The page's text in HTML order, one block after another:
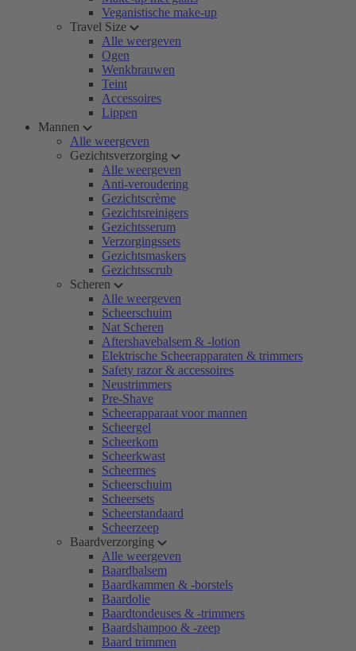
Veganistische make-up
Travel Size
Alle weergeven
Ogen
Wenkbrauwen
Teint
Accessoires
Lippen
Mannen
Alle weergeven
Gezichtsverzorging
Alle weergeven
Anti-veroudering
Gezichtscrème
Gezichtsreinigers
Gezichtsserum
Verzorgingssets
Gezichtsmaskers
Gezichtsscrub
Scheren
Alle weergeven
Scheerschuim
Nat Scheren
Aftershavebalsem & -lotion
Elektrische Scheerapparaten & trimmers
Safety razor & accessoires
Neustrimmers
Pre-Shave
Scheerapparaat voor mannen
Scheergel
Scheerkom
Scheerkwast
Scheermes
Scheerschuim
Scheersets
Scheerstandaard
Scheerzeep
Baardverzorging
Alle weergeven
Baardbalsem
Baardkammen & -borstels
Baardolie
Baardtondeuses & -trimmers
Baardshampoo & -zeep
Baard trimmen